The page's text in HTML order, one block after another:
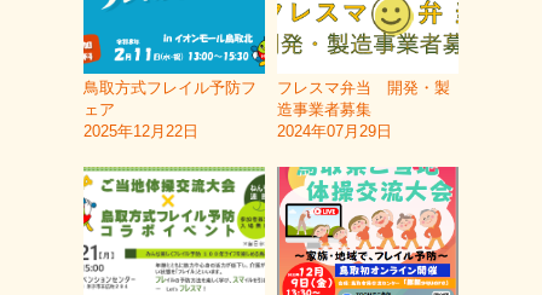
鳥取方式フレイル予防フ
ェア
2025年12月22日
フレスマ弁当 開発・製
造事業者募集
2024年07月29日